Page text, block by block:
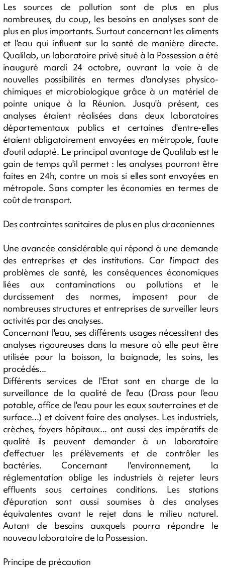
Les sources de pollution sont de plus en plus
nombreuses, du coup, les besoins en analyses sont de
plus en plus importants. Surtout concernant les aliments
et l'eau qui influent sur la santé de manière directe.
Qualilab, un laboratoire privé situé à la Possession a été
inauguré mardi 24 octobre, ouvrant la voie à de
nouvelles possibilités en termes d'analyses physico-
chimiques et microbiologique grâce à un matériel de
pointe unique à la Réunion. Jusqu'à présent, ces
analyses étaient réalisées dans deux laboratoires
départementaux publics et certaines d'entre-elles
étaient obligatoirement envoyées en métropole, faute
d'outil adapté. Le principal avantage de Qualilab est le
gain de temps qu'il permet : les analyses pourront être
faites en 24h, contre un mois si elles sont envoyées en
métropole. Sans compter les économies en termes de
coût de transport.
Des contraintes sanitaires de plus en plus draconiennes
Une avancée considérable qui répond à une demande
des entreprises et des institutions. Car l'impact des
problèmes de santé, les conséquences économiques
liées aux contaminations ou pollutions et le
durcissement des normes, imposent pour de
nombreuses structures et entreprises de surveiller leurs
activités par des analyses.
Concernant l'eau, ses différents usages nécessitent des
analyses rigoureuses dans la mesure où elle peut être
utilisée pour la boisson, la baignade, les soins, les
procédés...
Différents services de l'Etat sont en charge de la
surveillance de la qualité de l'eau (Drass pour l'eau
potable, office de l'eau pour les eaux souterraines et de
surface...) et doivent faire des analyses. Les industriels,
crèches, foyers hôpitaux... ont aussi des impératifs de
qualité ils peuvent demander à un laboratoire
d'effectuer les prélèvements et de contrôler les
bactéries. Concernant l'environnement, la
réglementation oblige les industriels à rejeter leurs
effluents sous certaines conditions. Les stations
d'épuration sont aussi soumises à des analyses
équivalentes avant le rejet dans le milieu naturel.
Autant de besoins auxquels pourra répondre le
nouveau laboratoire de la Possession.
Principe de précaution